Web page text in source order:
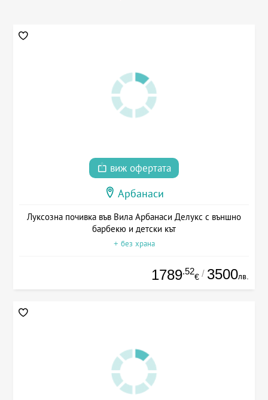
виж офертата
Арбанаси
Луксозна почивка във Вила Арбанаси Делукс с външно
барбекю и детски кът
+ без храна
1789.52
€ / 3500лв.